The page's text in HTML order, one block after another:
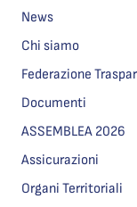
News
Chi siamo
Federazione
Documenti
ASSEMBLEA 2026
Assicurazioni
Organi Territoriali